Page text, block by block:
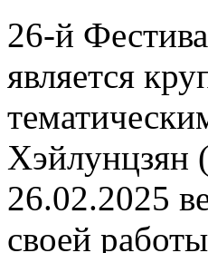
26-й
является
Хэйлунцзян
26.02.2025
своей